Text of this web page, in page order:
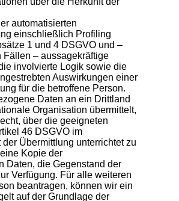
automatisierten
einschließlich Profiling
1 und 4 DSGVO und –
Fällen – aussagekräftige
involvierte Logik sowie die
Auswirkungen einer
für die betroffene Person.
Daten an ein Drittland
Organisation übermittelt,
über die geeigneten
46 DSGVO im
Übermittlung unterrichtet zu
Kopie der
Daten, die Gegenstand der
Verfügung. Für alle weiteren
beantragen, können wir ein
auf der Grundlage der